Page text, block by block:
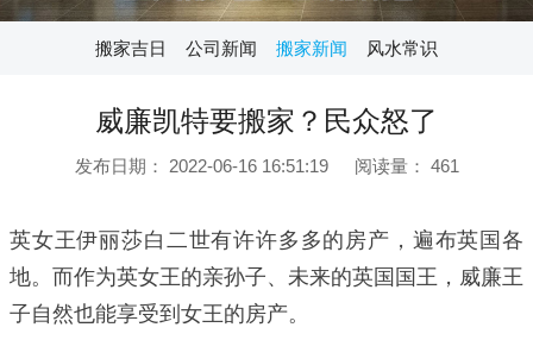
搬家吉日 公司新闻 搬家新闻 风水常识
威廉凯特要搬家？民众怒了
发布日期： 2022-06-16 16:51:19 阅读量： 461
英女王伊丽莎白二世有许许多多的房产，遍布英国各
地。而作为英女王的亲孙子、未来的英国国王，威廉王
子自然也能享受到女王的房产。